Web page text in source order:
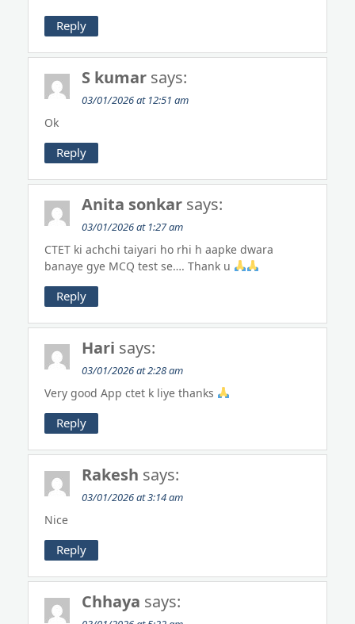
Reply
S kumar says:
03/01/2026 at 12:51 am
Ok
Reply
Anita sonkar says:
03/01/2026 at 1:27 am
CTET ki achchi taiyari ho rhi h aapke dwara
banaye gye MCQ test se…. Thank u
Reply
Hari says:
03/01/2026 at 2:28 am
Very good App ctet k liye thanks
Reply
Rakesh says:
03/01/2026 at 3:14 am
Nice
Reply
Chhaya says: